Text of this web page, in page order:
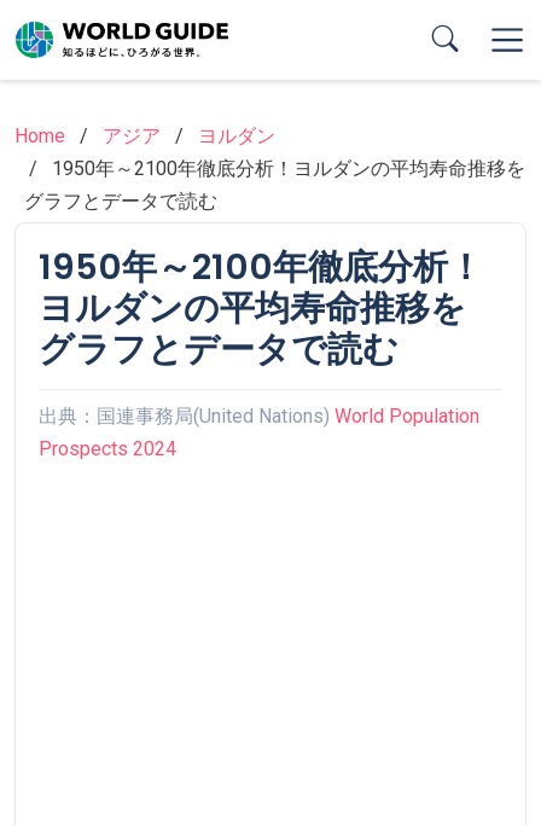
to
main
Home
アジア
ヨルダン
1950年～2100年徹底分析！ヨルダンの平均寿命推移を
グラフとデータで読む
1950年～2100年徹底分析！
ヨルダンの平均寿命推移を
グラフとデータで読む
出典：国連事務局(United Nations)World Population
Prospects 2024